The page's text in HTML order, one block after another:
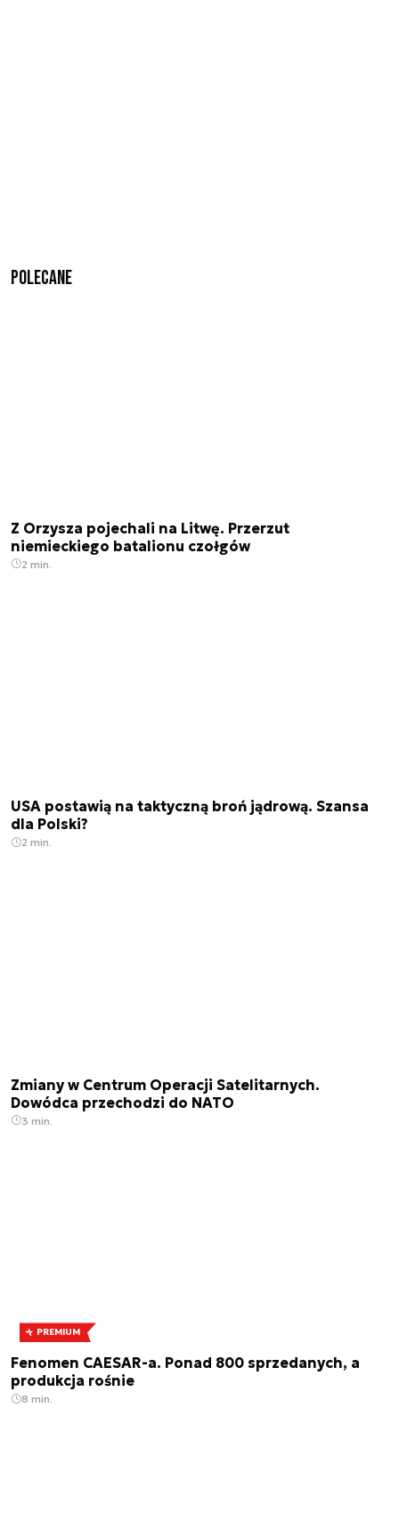
Polecane
Z Orzysza pojechali na Litwę. Przerzut
niemieckiego batalionu czołgów
2 min.
USA postawią na taktyczną broń jądrową. Szansa
dla Polski?
2 min.
Zmiany w Centrum Operacji Satelitarnych.
Dowódca przechodzi do NATO
3 min.
PREMIUM
Fenomen CAESAR-a. Ponad 800 sprzedanych, a
produkcja rośnie
8 min.